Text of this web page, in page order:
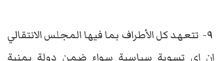
٩- تتعهد كل الأطراف بما فيها المجلس الانتقالي
ان اي تسوية سياسية سواء ضمن دولة يمنية